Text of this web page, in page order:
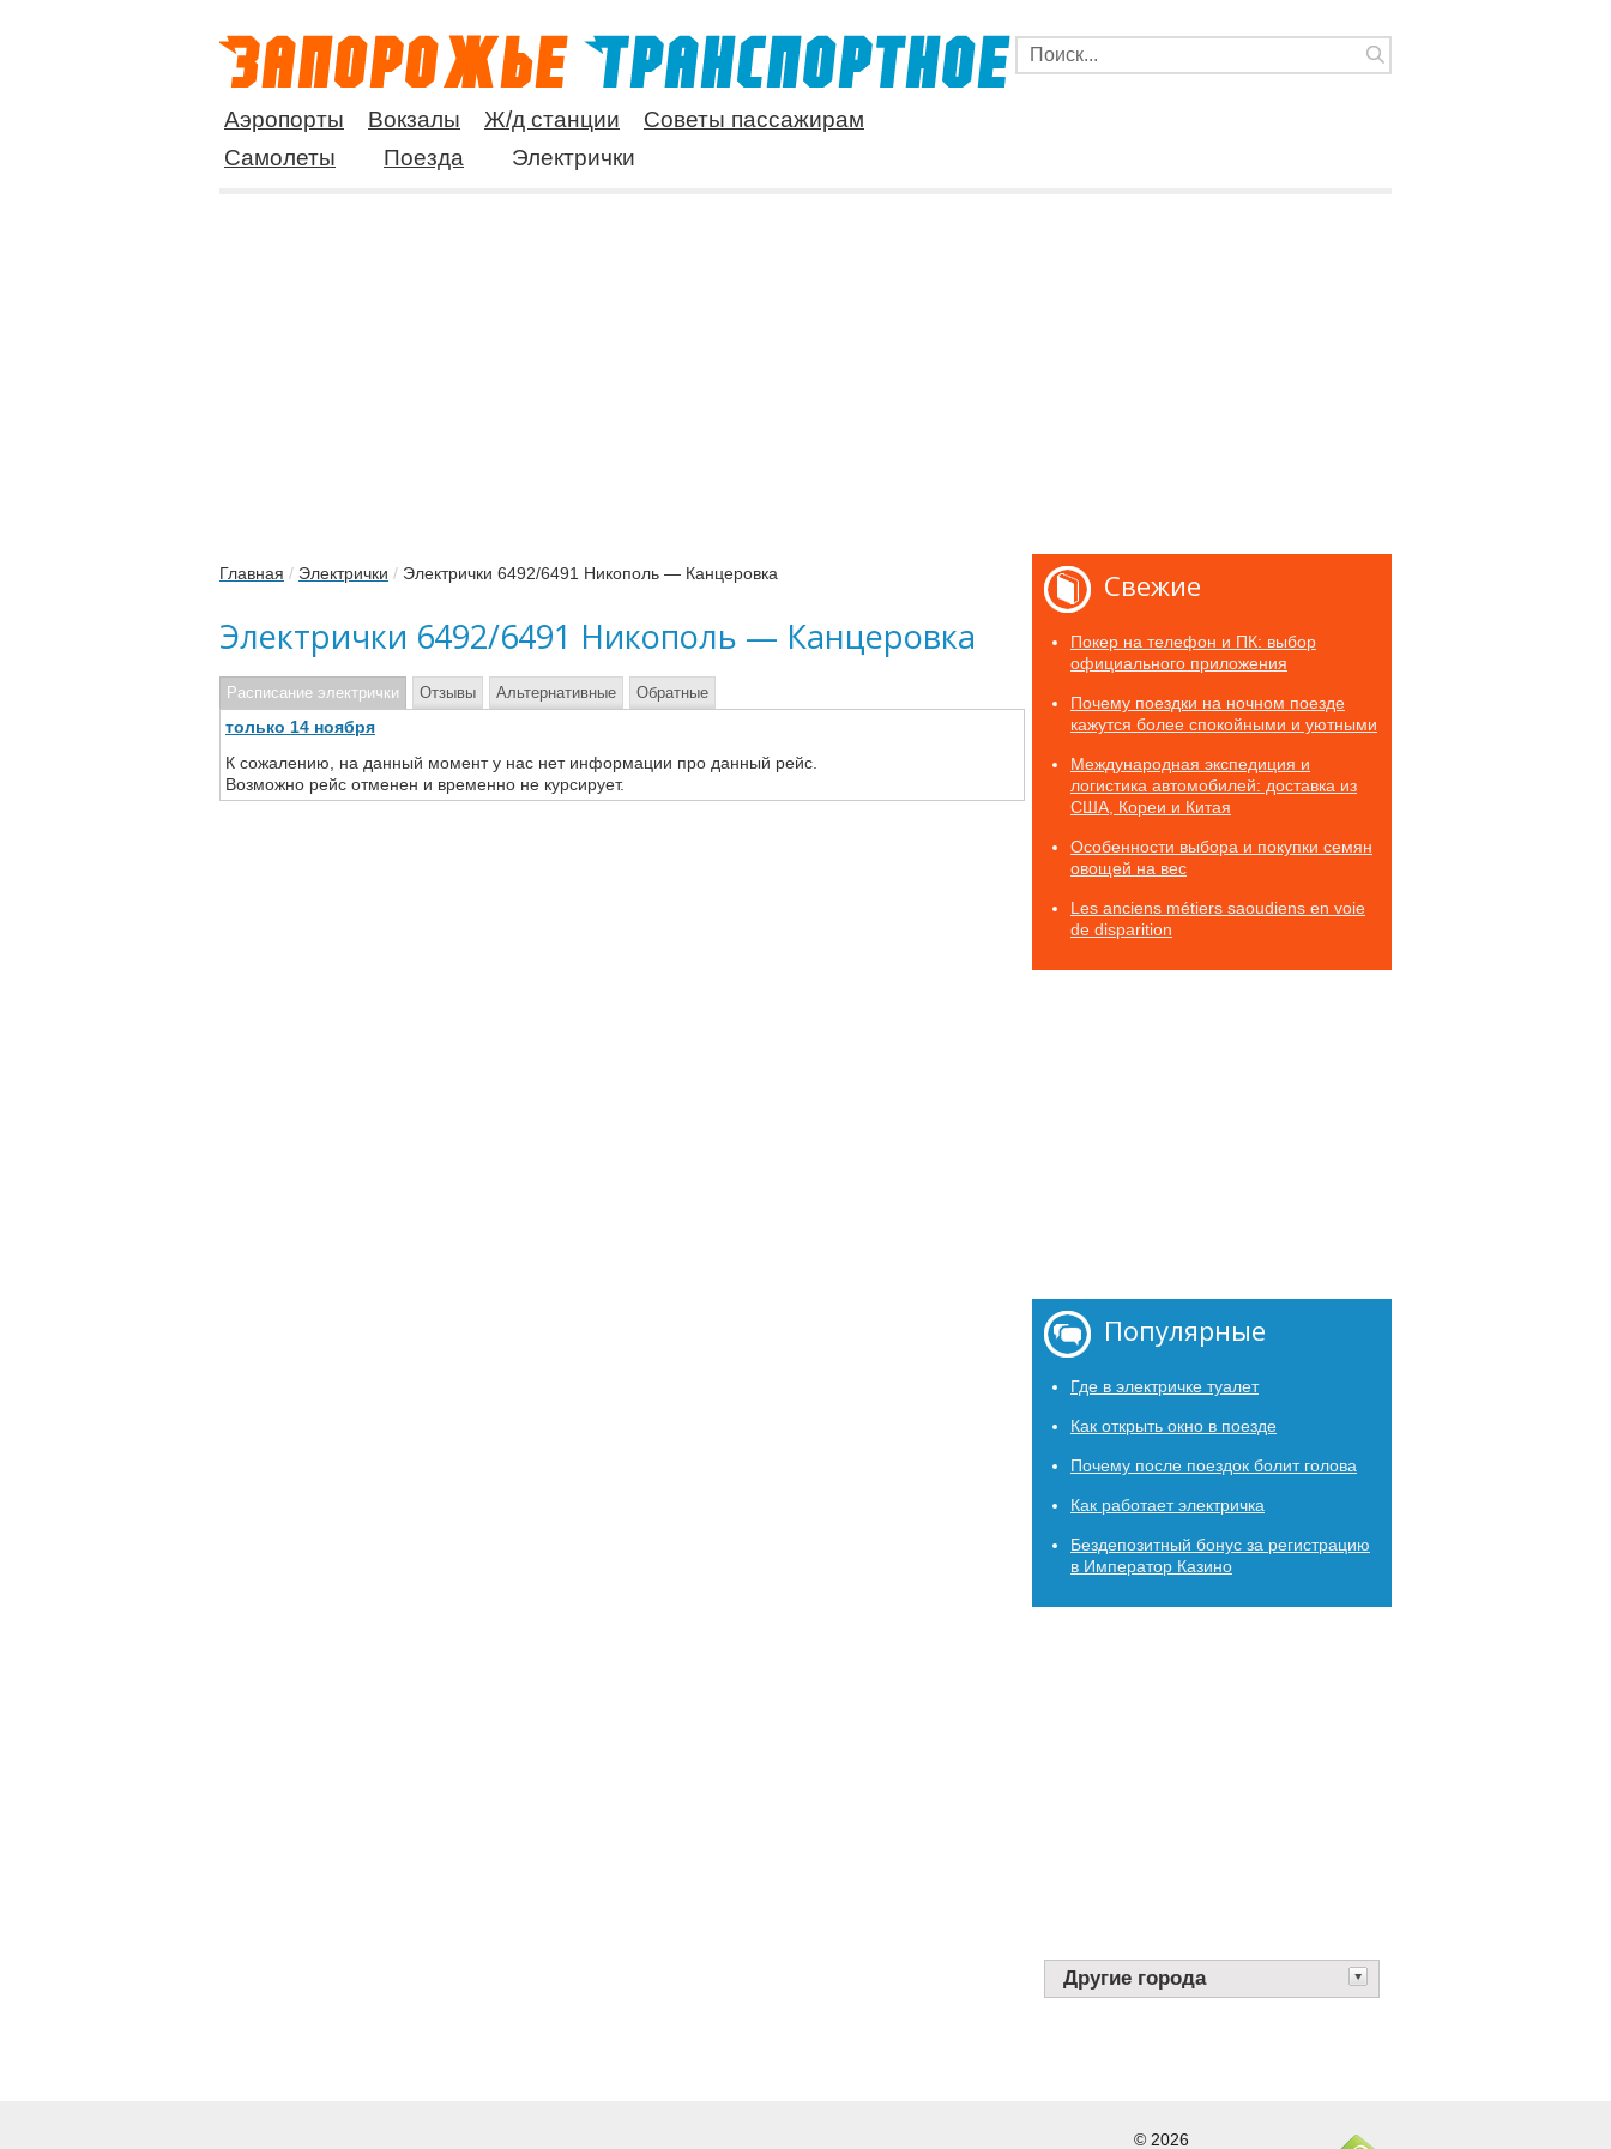
Аэропорты Вокзалы Ж/д станции
Советы пассажирам
Самолеты
Поезда Электрички
Главная / Электрички / Электрички 6492/6491 Никополь — Канцеровка
Электрички 6492/6491 Никополь — Канцеровка
Расписание электрички
только 14 ноября
К сожалению, на данный момент у нас нет информации про данный рейс.
Возможно рейс отменен и временно не курсирует.
Отзывы Альтернативные Обратные
Свежие
Покер на телефон и ПК: выбор
официального приложения
Почему поездки на ночном поезде
кажутся более спокойными и уютными
Международная экспедиция и
логистика автомобилей: доставка из
США, Кореи и Китая
Особенности выбора и покупки семян
овощей на вес
Les anciens métiers saoudiens en voie
de disparition
Популярные
Где в электричке туалет
Как открыть окно в поезде
Почему после поездок болит голова
Как работает электричка
Бездепозитный бонус за регистрацию
в Император Казино
Другие города
© 2026